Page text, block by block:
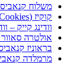
משלוח קנאביס
קוקיז (Cookies)
וודינג קייק –
אולטרה סאוור
בראוניז קנאביס
מרמלדה קנאביס